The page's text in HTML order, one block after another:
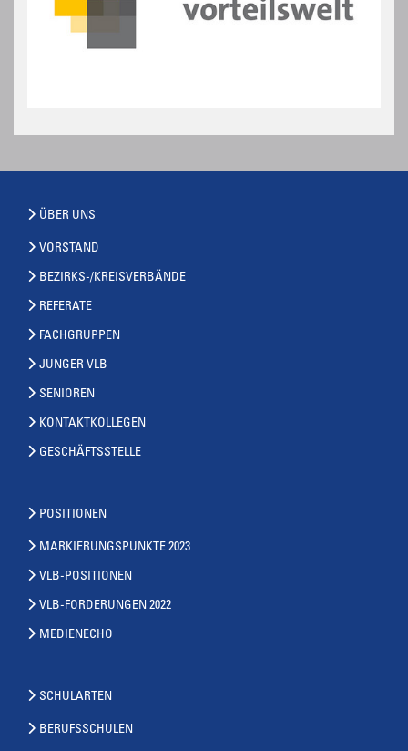
ÜBER UNS
VORSTAND
BEZIRKS-/KREISVERBÄNDE
REFERATE
FACHGRUPPEN
JUNGER VLB
SENIOREN
KONTAKTKOLLEGEN
GESCHÄFTSSTELLE
POSITIONEN
MARKIERUNGSPUNKTE 2023
VLB-POSITIONEN
VLB-FORDERUNGEN 2022
MEDIENECHO
SCHULARTEN
BERUFSSCHULEN